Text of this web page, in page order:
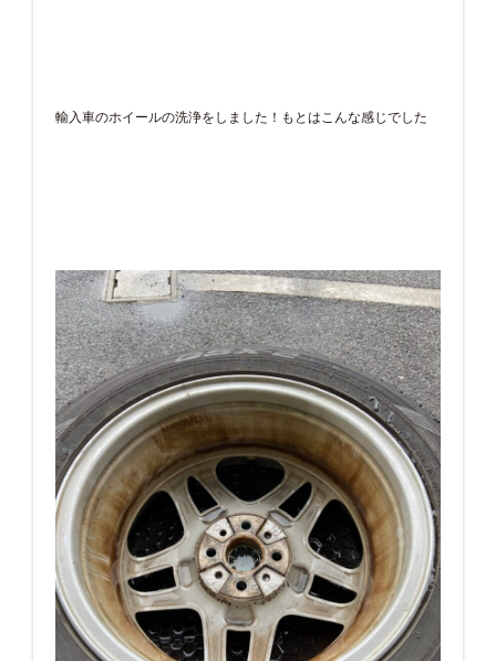
輸入車のホイールの洗浄をしました！もとはこんな感じでした